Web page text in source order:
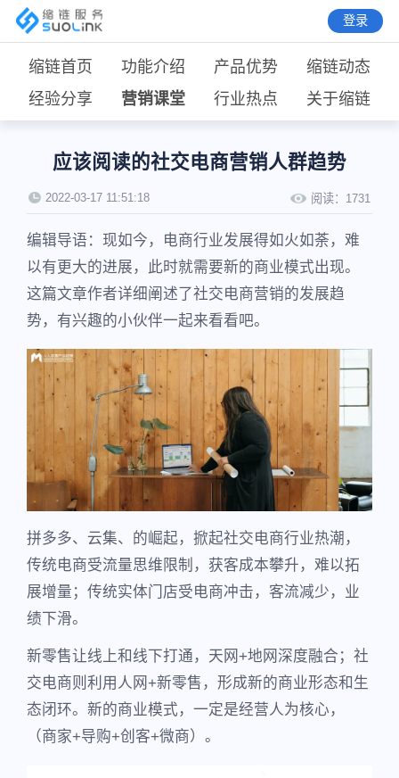
登录
缩链首页 功能介绍 产品优势
缩链动态
经验分享
营销课堂 行业热点 关于缩链
应该阅读的社交电商营销人群趋势
2022-03-17 11:51:18 阅读： 1731
编辑导语：现如今，电商行业发展得如火如荼，难
以有更大的进展，此时就需要新的商业模式出现。
这篇文章作者详细阐述了社交电商营销的发展趋
势，有兴趣的小伙伴一起来看看吧。
拼多多、云集、的崛起，掀起社交电商行业热潮，
传统电商受流量思维限制，获客成本攀升，难以拓
展增量；传统实体门店受电商冲击，客流减少，业
绩下滑。
新零售让线上和线下打通，天网+地网深度融合；社
交电商则利用人网+新零售，形成新的商业形态和生
态闭环。新的商业模式，一定是经营人为核心，
（商家+导购+创客+微商）。